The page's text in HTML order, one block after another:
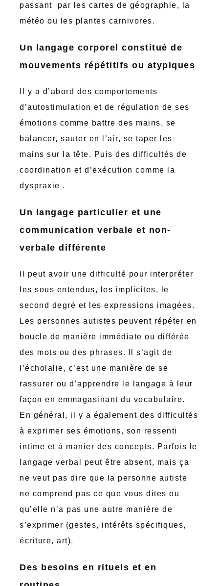
passant par les cartes de géographie, la
météo ou les plantes carnivores.
Un langage corporel constitué de
mouvements répétitifs ou atypiques
Il y a d’abord des comportements
d’autostimulation et de régulation de ses
émotions comme battre des mains, se
balancer, sauter en l’air, se taper les
mains sur la tête. Puis des difficultés de
coordination et d’exécution comme la
dyspraxie .
Un langage particulier et une
communication verbale et non-
verbale différente
Il peut avoir une difficulté pour interpréter
les sous entendus, les implicites, le
second degré et les expressions imagées.
Les personnes autistes peuvent répéter en
boucle de manière immédiate ou différée
des mots ou des phrases. Il s’agit de
l’écholalie, c’est une manière de se
rassurer ou d’apprendre le langage à leur
façon en emmagasinant du vocabulaire.
En général, il y a également des difficultés
à exprimer ses émotions, son ressenti
intime et à manier des concepts. Parfois le
langage verbal peut être absent, mais ça
ne veut pas dire que la personne autiste
ne comprend pas ce que vous dites ou
qu’elle n’a pas une autre manière de
s’exprimer (gestes, intérêts spécifiques,
écriture, art).
Des besoins en rituels et en